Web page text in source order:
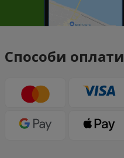
Способи оплати